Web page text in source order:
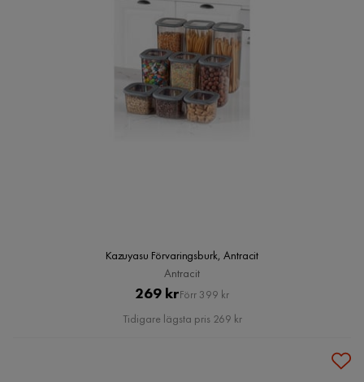
Kazuyasu Förvaringsburk, Antracit
Antracit
Pris
269 krOriginal
Pris
Förr 399 kr
Tidigare lägsta pris 269 kr